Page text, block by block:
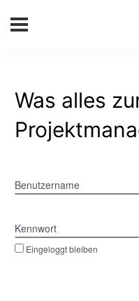
Was alles
Benutzername
Kennwort
Eingeloggt bleiben